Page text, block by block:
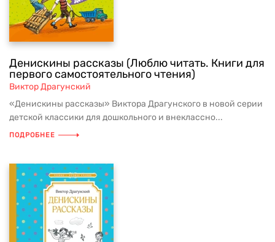
Денискины рассказы (Люблю читать. Книги для
первого самостоятельного чтения)
Виктор Драгунский
«Денискины рассказы» Виктора Драгунского в новой серии
детской классики для дошкольного и внеклассно...
ПОДРОБНЕЕ